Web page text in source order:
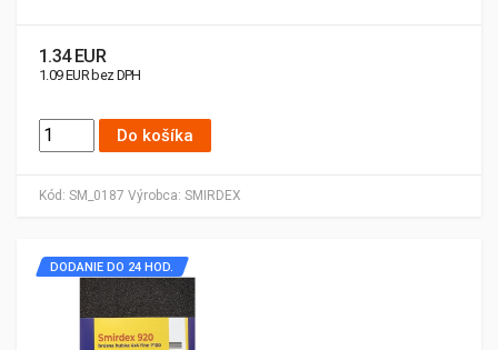
Kód: SM_0187 Výrobca: SMIRDEX
1.34 EUR
1.09 EUR bez DPH
Do košíka
DODANIE DO 24 HOD.